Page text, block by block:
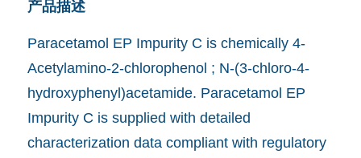
产品描述
Paracetamol EP Impurity C is chemically 4-
Acetylamino-2-chlorophenol ; N-(3-chloro-4-
hydroxyphenyl)acetamide. Paracetamol EP
Impurity C is supplied with detailed
characterization data compliant with regulatory